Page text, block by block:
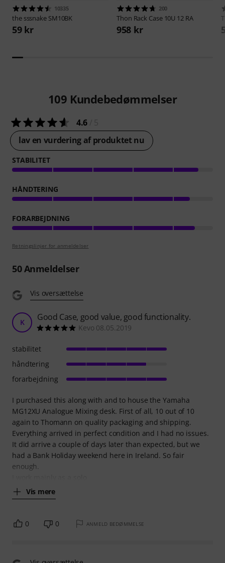
10335
the sssnake SM10BK
59 kr
200
Thon Rack Case 10U 12 RA
958 kr
109 Kundebedømmelser
4.6
lav en vurdering af produktet nu
STABILITET
HÅNDTERING
FORARBEJDNING
Retningslinjer for anmeldelser
50Anmeldelser
Vis oversættelse
K Good Case, good value, good functionality.
Kevo 08.05.2019
I purchased this along with and to house the Yamaha
MG12XU Analogue Mixing desk. First of all, 10 out of 10
again to Thomann on quality packaging and shipping.
Everything arrived in perfect condition and I had no issues.
It did arrive a couple of days later than expected, but we
had a Bank Holiday weekend here in Ireland. So fair
enough.
Vis mere
stabilitet
håndtering
forarbejdning
0 0 ANMELD BEDØMMELSE